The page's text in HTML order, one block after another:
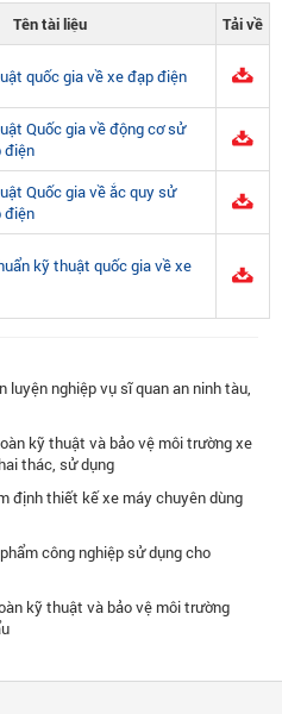
Tên tài liệu
Tải về
quốc gia về xe đạp điện
Quốc gia về động cơ sử
điện
Quốc gia về ắc quy sử
điện
kỹ thuật quốc gia về xe
luyện nghiệp vụ sĩ quan an ninh tàu,
kỹ thuật và bảo vệ môi trường xe
thác, sử dụng
định thiết kế xe máy chuyên dùng
công nghiệp sử dụng cho
kỹ thuật và bảo vệ môi trường